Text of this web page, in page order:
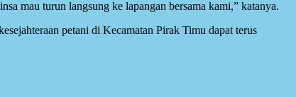
mau turun langsung ke lapangan bersama kami,” katanya.
petani di Kecamatan Pirak Timu dapat terus